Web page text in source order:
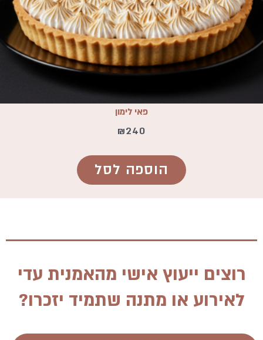
פאי לימון
₪240
הוספה לסל
רוצים ייעוץ אישי מהאמנית עדי
לאירוע או מתנה שתמיד יזכרו?